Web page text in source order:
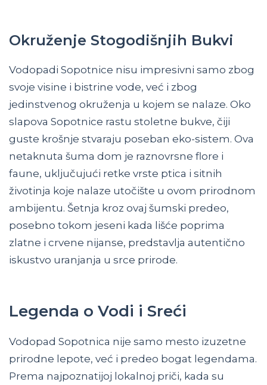
Okruženje Stogodišnjih Bukvi
Vodopadi Sopotnice nisu impresivni samo zbog
svoje visine i bistrine vode, već i zbog
jedinstvenog okruženja u kojem se nalaze. Oko
slapova Sopotnice rastu stoletne bukve, čiji
guste krošnje stvaraju poseban eko-sistem. Ova
netaknuta šuma dom je raznovrsne flore i
faune, uključujući retke vrste ptica i sitnih
životinja koje nalaze utočište u ovom prirodnom
ambijentu. Šetnja kroz ovaj šumski predeo,
posebno tokom jeseni kada lišće poprima
zlatne i crvene nijanse, predstavlja autentično
iskustvo uranjanja u srce prirode.
Legenda o Vodi i Sreći
Vodopad Sopotnica nije samo mesto izuzetne
prirodne lepote, već i predeo bogat legendama.
Prema najpoznatijoj lokalnoj priči, kada su